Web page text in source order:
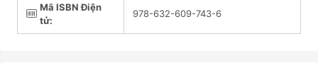
Mã ISBN Điện
tử:
978-632-609-743-6